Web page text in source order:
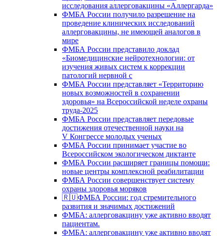
исследования аллерговакцины «Аллергарда»
ФМБА России получило разрешение на
проведение клинических исследований
аллерговакцины, не имеющей аналогов в
мире
ФМБА России представило доклад
«Биомедицинские нейротехнологии: от
изучения живых систем к коррекции
патологий нервной с
ФМБА России представляет «Территорию
новых возможностей в сохранении
здоровья» на Всероссийской неделе охраны
труда-2025
ФМБА России представляет передовые
достижения отечественной науки на
V Конгрессе молодых ученых
ФМБА России принимает участие во
Всероссийском экологическом диктанте
ФМБА России расширяет границы помощи:
новые центры комплексной реабилитации
ФМБА России совершенствует систему
охраны здоровья моряков
🇷🇺ФМБА России: год стремительного
развития и значимых достижений
ФМБА: аллерговакцину уже активно вводят
пациентам.
ФМБА: аллерговакцину уже активно вводят